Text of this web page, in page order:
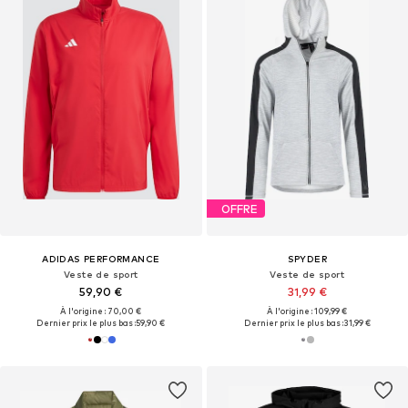
ADIDAS PERFORMANCE
Veste de sport
59,90 €
À l'origine : 70,00 €
Dernier prix le plus bas :59,90 €
OFFRE
SPYDER
Veste de sport
31,99 €
À l'origine : 109,99 €
Dernier prix le plus bas :31,99 €